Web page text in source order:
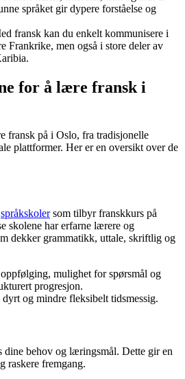
språket gir dypere forståelse og
fransk kan du enkelt kommunisere i
Frankrike, men også i store deler av
for å lære fransk i
fransk på i Oslo, fra tradisjonelle
plattformer. Her er en oversikt over de
språkskolersom tilbyr franskkurs på
skolene har erfarne lærere og
dekker grammatikk, uttale, skriftlig og
mulighet for spørsmål og
progresjon.
og mindre fleksibelt tidsmessig.
dine behov og læringsmål. Dette gir en
raskere fremgang.